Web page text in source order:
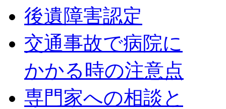
後遺障害認定
交通事故で病院に
かかる時の注意点
専門家への相談と